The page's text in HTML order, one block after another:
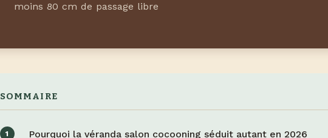
moins 80 cm de passage libre
SOMMAIRE
Pourquoi la véranda salon cocooning séduit autant en 2026